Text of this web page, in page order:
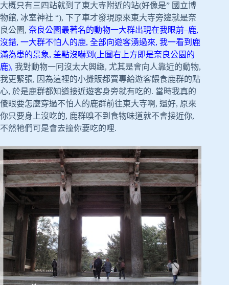
大概只有三四站就到了東大寺附近的站(好像是” 國立博
物館, 冰室神社 “), 下了車才發現原來東大寺旁邊就是奈
良公園, 奈良公園最著名的動物一大群出現在我眼前–鹿,
沒錯, 一大群不怕人的鹿, 全部向遊客湧過來, 我一看到鹿
滿為患的景象, 差點沒嚇到(上圖右上方即是奈良公園的
鹿), 我對動物一冋沒太大興緻, 尤其是會向人靠近的動物,
我更緊張, 因為這裡的小攤販都賣專給遊客餵食鹿群的點
心, 於是鹿群都知道接近遊客身旁就有吃的. 當時我真的
傻眼要怎麼穿過不怕人的鹿群前往東大寺啊, 還好, 原來
你只要身上沒吃的, 鹿群嗅不到食物味道就不會接近你,
不然牠們可是會去撞你要吃的哩.